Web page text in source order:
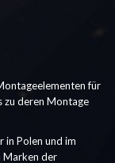
für
zu deren Montage
Polen und im
Marken der